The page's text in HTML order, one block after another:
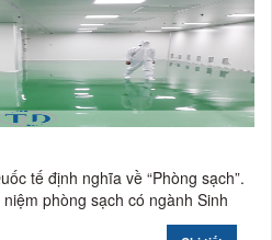
tế định nghĩa về “Phòng sạch”.
phòng sạch có ngành Sinh